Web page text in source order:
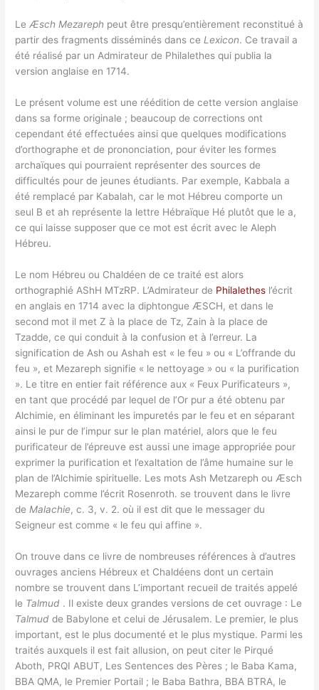
LeÆsch Mezareph peut être presqu’entièrement reconstitué à
partir des fragments disséminés dans ce Lexicon. Ce travail a
été réalisé par un Admirateur de Philalethes qui publia la
version anglaise en 1714.
Le présent volume est une réédition de cette version anglaise
dans sa forme originale ; beaucoup de corrections ont
cependant été effectuées ainsi que quelques modifications
d’orthographe et de prononciation, pour éviter les formes
archaïques qui pourraient représenter des sources de
difficultés pour de jeunes étudiants. Par exemple, Kabbala a
été remplacé par Kabalah, car le mot Hébreu comporte un
seul B et ah représente la lettre Hébraïque Hé plutôt que le a,
ce qui laisse supposer que ce mot est écrit avec le Aleph
Hébreu.
Le nom Hébreu ou Chaldéen de ce traité est alors
orthographié AShH MTzRP. L’Admirateur de Philalethes l’écrit
en anglais en 1714 avec la diphtongue ÆSCH, et dans le
second mot il met Z à la place de Tz, Zain à la place de
Tzadde, ce qui conduit à la confusion et à l’erreur. La
signification de Ash ou Ashah est « le feu » ou « L’offrande du
feu », et Mezareph signifie « le nettoyage » ou « la purification
». Le titre en entier fait référence aux « Feux Purificateurs »,
en tant que procédé par lequel de l’Or pur a été obtenu par
Alchimie, en éliminant les impuretés par le feu et en séparant
ainsi le pur de l’impur sur le plan matériel, alors que le feu
purificateur de l’épreuve est aussi une image appropriée pour
exprimer la purification et l’exaltation de l’âme humaine sur le
plan de l’Alchimie spirituelle. Les mots Ash Metzareph ou Æsch
Mezareph comme l’écrit Rosenroth. se trouvent dans le livre
de Malachie, c. 3, v. 2. où il est dit que le messager du
Seigneur est comme « le feu qui affine ».
On trouve dans ce livre de nombreuses références à d’autres
ouvrages anciens Hébreux et Chaldéens dont un certain
nombre se trouvent dans L’important recueil de traités appelé
le Talmud . Il existe deux grandes versions de cet ouvrage : Le
Talmud de Babylone et celui de Jérusalem. Le premier, le plus
important, est le plus documenté et le plus mystique. Parmi les
traités auxquels il est fait allusion, on peut citer le Pirqué
Aboth, PRQI ABUT, Les Sentences des Pères ; le Baba Kama,
BBA QMA, le Premier Portail ; le Baba Bathra, BBA BTRA, le